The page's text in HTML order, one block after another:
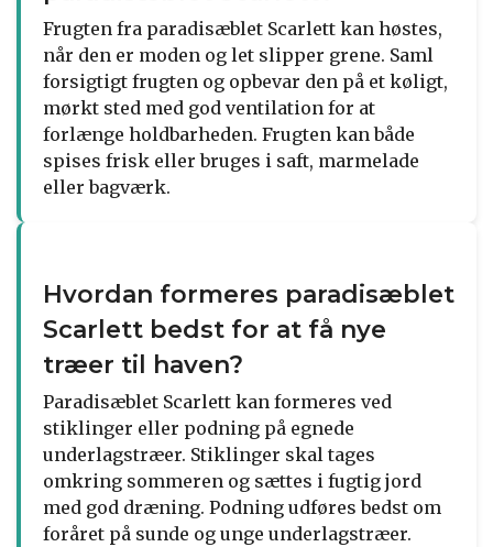
Frugten fra paradisæblet Scarlett kan høstes,
når den er moden og let slipper grene. Saml
forsigtigt frugten og opbevar den på et køligt,
mørkt sted med god ventilation for at
forlænge holdbarheden. Frugten kan både
spises frisk eller bruges i saft, marmelade
eller bagværk.
Hvordan formeres paradisæblet
Scarlett bedst for at få nye
træer til haven?
Paradisæblet Scarlett kan formeres ved
stiklinger eller podning på egnede
underlagstræer. Stiklinger skal tages
omkring sommeren og sættes i fugtig jord
med god dræning. Podning udføres bedst om
foråret på sunde og unge underlagstræer.